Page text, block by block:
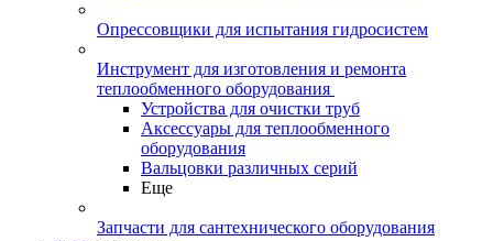
Опрессовщики для испытания гидросистем
Инструмент для изготовления и ремонта
теплообменного оборудования
Устройства для очистки труб
Аксессуары для теплообменного
оборудования
Вальцовки различных серий
Еще
Запчасти для сантехнического оборудования